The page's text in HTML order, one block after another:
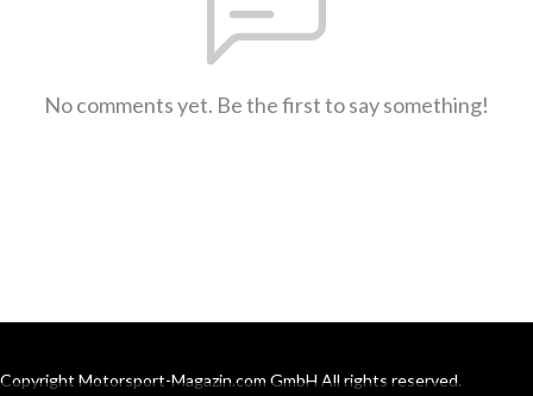
No comments yet. Be the first to say something!
Copyright Motorsport-Magazin.com GmbH All rights reserved.